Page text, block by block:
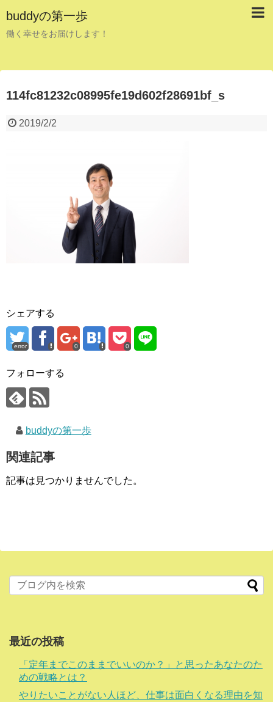
buddyの第一歩
働く幸せをお届けします！
114fc81232c08995fe19d602f28691bf_s
2019/2/2
シェアする
error 0 0
フォローする
buddyの第一歩
関連記事
記事は見つかりませんでした。
最近の投稿
「定年までこのままでいいのか？」と思ったあなたのた
めの戦略とは？
やりたいことがない人ほど、仕事は面白くなる理由を知